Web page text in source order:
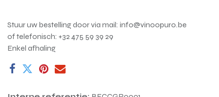
Stuur uw bestelling door via mail: info@vinoopuro.be
of telefonisch: +32 475 59 39 29
Enkel afhaling